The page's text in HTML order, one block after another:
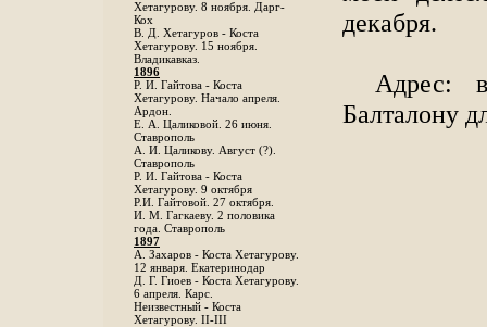
Хетагурову. 8 ноября. Дарг-
Кох
В. Д. Хетагуров - Коста
Хетагурову. 15 ноября.
Владикавказ.
1896
Р. И. Гайтова - Коста
Хетагурову. Начало апреля.
Ардон.
Е. А. Цаликовой. 26 июня.
Ставрополь
А. И. Цаликову. Август (?).
Ставрополь
Р. И. Гайтова - Коста
Хетагурову. 9 октября
Р.И. Гайтовой. 27 октября.
И. М. Гагкаеву. 2 половика
года. Ставрополь
1897
А. Захаров - Коста Хетагурову.
12 января. Екатеринодар
Д. Г. Гиоев - Коста Хетагурову.
6 апреля. Карс.
Неизвестный - Коста
Хетагурову. II-III
декабря.
Адрес:
Балталону